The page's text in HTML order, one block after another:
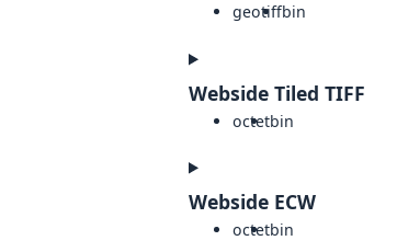
geotiffbin
Webside Tiled TIFF
octetbin
Webside ECW
octetbin